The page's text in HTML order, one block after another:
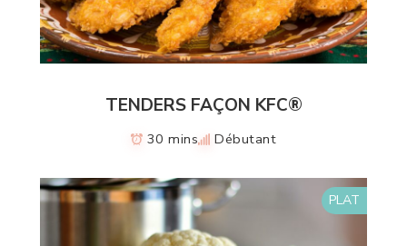
TENDERS FAÇON KFC®
30 mins Débutant
PLAT